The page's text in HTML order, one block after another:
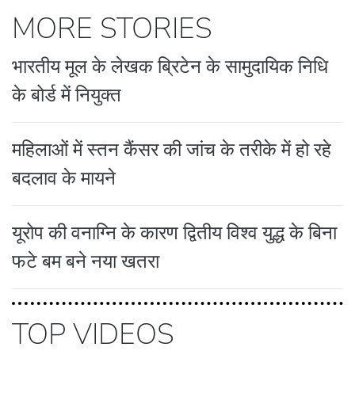
MORE STORIES
भारतीय मूल के लेखक ब्रिटेन के सामुदायिक निधि
के बोर्ड में नियुक्त
महिलाओं में स्तन कैंसर की जांच के तरीके में हो रहे
बदलाव के मायने
यूरोप की वनाग्नि के कारण द्वितीय विश्व युद्ध के बिना
फटे बम बने नया खतरा
TOP VIDEOS